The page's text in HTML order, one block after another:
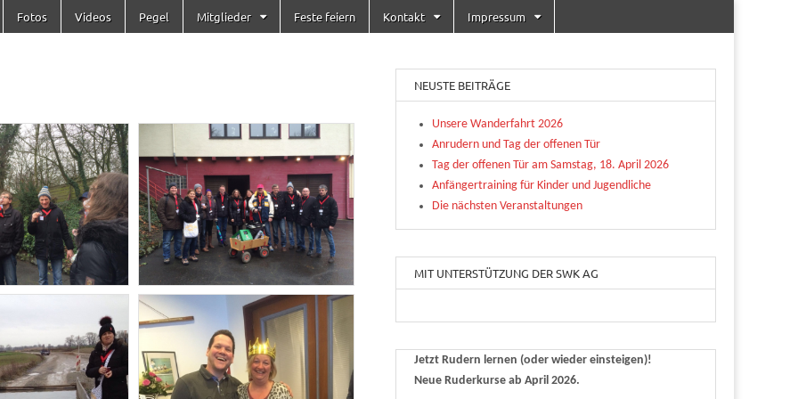
Fotos Videos Pegel Mitglieder Feste feiern Kontakt Impressum
NEUSTE BEITRÄGE
Unsere Wanderfahrt 2026
Anrudern und Tag der offenen Tür
Tag der offenen Tür am Samstag, 18. April 2026
Anfängertraining für Kinder und Jugendliche
Die nächsten Veranstaltungen
MIT UNTERSTÜTZUNG DER SWK AG
Jetzt Rudern lernen (oder wieder einsteigen)!
Neue Ruderkurse ab April 2026.